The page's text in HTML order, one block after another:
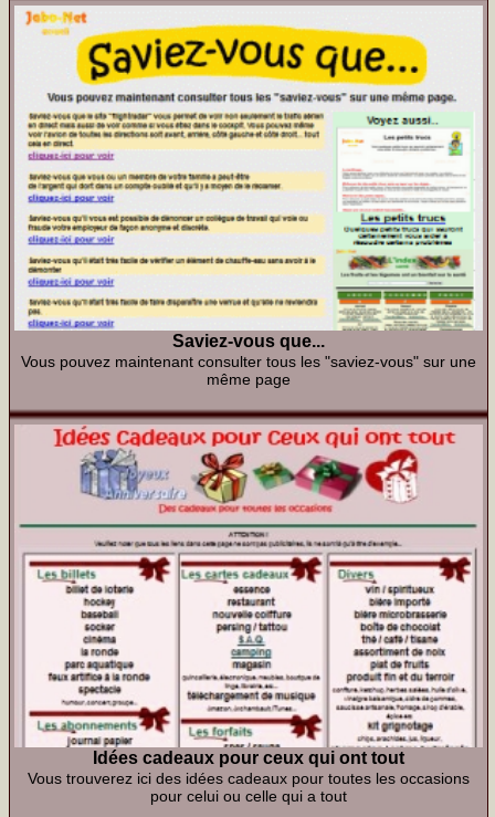
Saviez-vous que...
Vous pouvez maintenant consulter tous les "saviez-vous" sur une
même page
Idées cadeaux pour ceux qui ont tout
Vous trouverez ici des idées cadeaux pour toutes les occasions
pour celui ou celle qui a tout